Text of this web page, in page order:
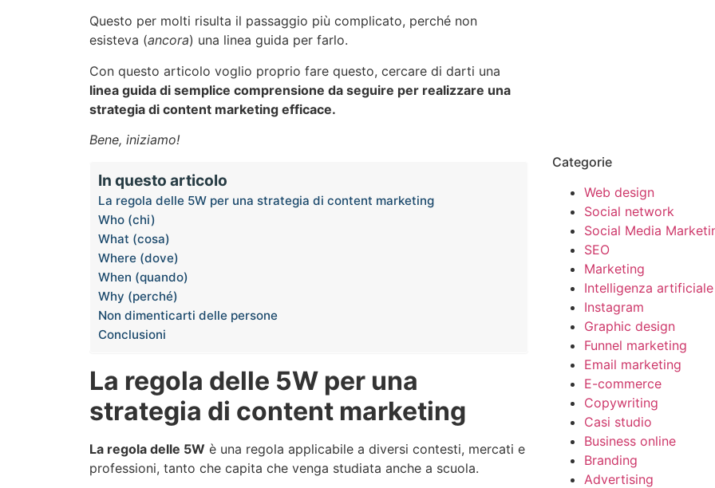
Questo per molti risulta il passaggio più complicato, perché non
esisteva (ancora) una linea guida per farlo.
Con questo articolo voglio proprio fare questo, cercare di darti una
linea guida di semplice comprensione da seguire per realizzare una
strategia di content marketing efficace.
Bene, iniziamo!
In questo articolo
La regola delle 5W per una strategia di content marketing
Who (chi)
What (cosa)
Where (dove)
When (quando)
Why (perché)
Non dimenticarti delle persone
Conclusioni
La regola delle 5W per una
strategia di content marketing
La regola delle 5W è una regola applicabile a diversi contesti, mercati e
professioni, tanto che capita che venga studiata anche a scuola.
Categorie
Web design
Social network
Social Media
SEO
Marketing
Intelligenza artificiale
Instagram
Graphic design
Funnel marketing
Email marketing
E-commerce
Copywriting
Casi studio
Business online
Branding
Advertising